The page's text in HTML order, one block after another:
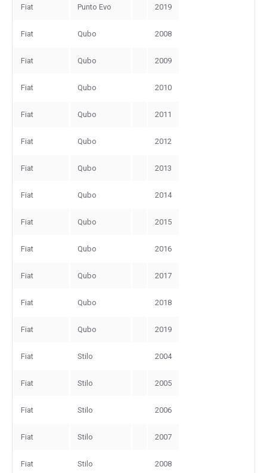
Fiat Punto Evo 2019
Fiat Qubo 2008
Fiat Qubo 2009
Fiat Qubo 2010
Fiat Qubo 2011
Fiat Qubo 2012
Fiat Qubo 2013
Fiat Qubo 2014
Fiat Qubo 2015
Fiat Qubo 2016
Fiat Qubo 2017
Fiat Qubo 2018
Fiat Qubo 2019
Fiat Stilo 2004
Fiat Stilo 2005
Fiat Stilo 2006
Fiat Stilo 2007
Fiat Stilo 2008